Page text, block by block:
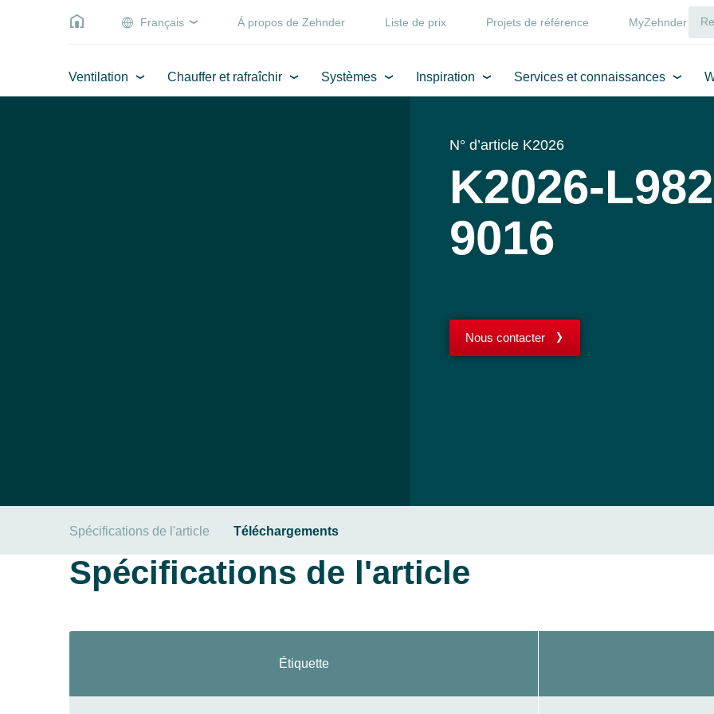
Français Á propos de Zehnder Liste de prix Projets de référence MyZehnder
Ventilation Chauffer et rafraîchir Systèmes Inspiration Services et connaissances
N° d’article K2026
K2026-
9016
Nous contacter
Spécifications de l'article Téléchargements
Spécifications de l'article
Étiquette